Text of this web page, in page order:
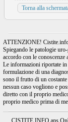
Torna alla
ATTENZIONE!
Spiegando le patologie
accordo con le
Le informazioni riportate
formulazione di una
sono il frutto di un
nessun caso vogliono e
diretto con il proprio
proprio medico prima di